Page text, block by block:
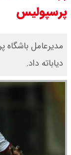
پرسپولیس
مدیرعامل
دیاباته داد.